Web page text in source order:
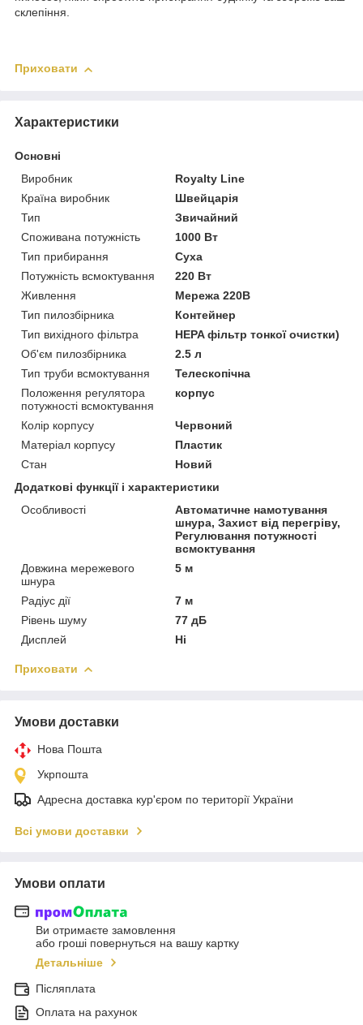
склепіння.
Приховати
Характеристики
Основні
Виробник
Royalty Line
Країна виробник
Швейцарія
Тип
Звичайний
Споживана потужність
1000 Вт
Тип прибирання
Суха
Потужність всмоктування
220 Вт
Живлення
Мережа 220В
Тип пилозбірника
Контейнер
Тип вихідного фільтра
HEPA фільтр тонкої очистки)
Об'єм пилозбірника
2.5 л
Тип труби всмоктування
Телескопічна
Положення регулятора
потужності всмоктування
корпус
Колір корпусу
Червоний
Матеріал корпусу
Пластик
Стан
Новий
Додаткові функції і характеристики
Особливості
Автоматичне намотування
шнура, Захист від перегріву,
Регулювання потужності
всмоктування
Довжина мережевого
шнура
5 м
Радіус дії
7 м
Рівень шуму
77 дБ
Дисплей
Ні
Приховати
Умови доставки
Нова Пошта
Укрпошта
Адресна доставка кур'єром по території України
Всі умови доставки
Умови оплати
Ви отримаєте замовлення
або гроші повернуться на вашу картку
Детальніше
Післяплата
Оплата на рахунок